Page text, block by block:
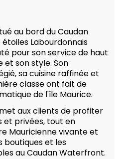
au bord du Caudan
Labourdonnais
pour son service de haut
et son style. Son
sa cuisine raffinée et
classe ont fait de
de l'île Maurice.
aux clients de profiter
et privées, tout en
Mauricienne vivante et
boutiques et les
au Caudan Waterfront.